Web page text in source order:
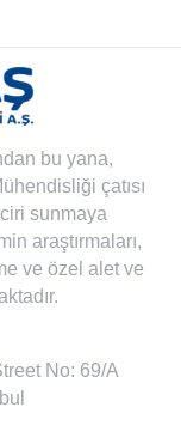
bu yana,
çatısı
sunmaya
araştırmaları,
ve özel alet ve
No: 69/A